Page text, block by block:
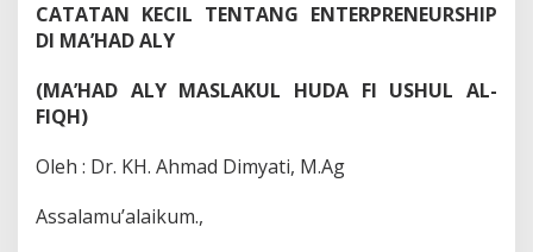
CATATAN KECIL TENTANG ENTERPRENEURSHIP
DI MA’HAD ALY
(MA’HAD ALY MASLAKUL HUDA FI USHUL AL-
FIQH)
Oleh : Dr. KH. Ahmad Dimyati, M.Ag
Assalamu’alaikum.,